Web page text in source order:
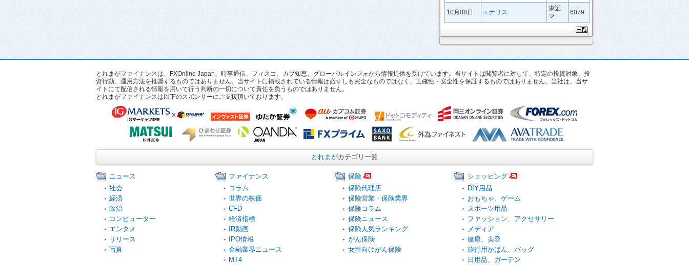
10月08日 エナリス
東証
マ
6079
とれまがファイナンスは、FXOnline Japan、時事通信、フィスコ、カブ知恵、グローバルインフォから情報提供を受けています。当サイトは閲覧者に対して、特定の投資対象、投
資行動、運用方法を推奨するものではありません。当サイトに掲載されている情報は必ずしも完全なものではなく、正確性・安全性を保証するものではありません。当社は、当サ
イトにて配信される情報を用いて行う判断の一切について責任を負うものではありません。
とれまがファイナンスは以下のスポンサーにご支援頂いております。
とれまがカテゴリ一覧
ニュース
社会
経済
政治
コンピューター
エンタメ
リリース
写真
ファイナンス
コラム
世界の株価
CFD
経済指標
IR動画
IPO情報
金融業界ニュース
MT4
保険
保険代理店
保険営業・保険業界
保険コラム
保険ニュース
保険人気ランキング
がん保険
女性向けがん保険
ショッピング
DIY用品
おもちゃ、ゲーム
スポーツ用品
ファッション、アクセサリー
メディア
健康、美容
旅行用かばん、バッグ
日用品、ガーデン